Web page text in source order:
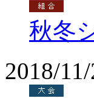
秋冬
2018/